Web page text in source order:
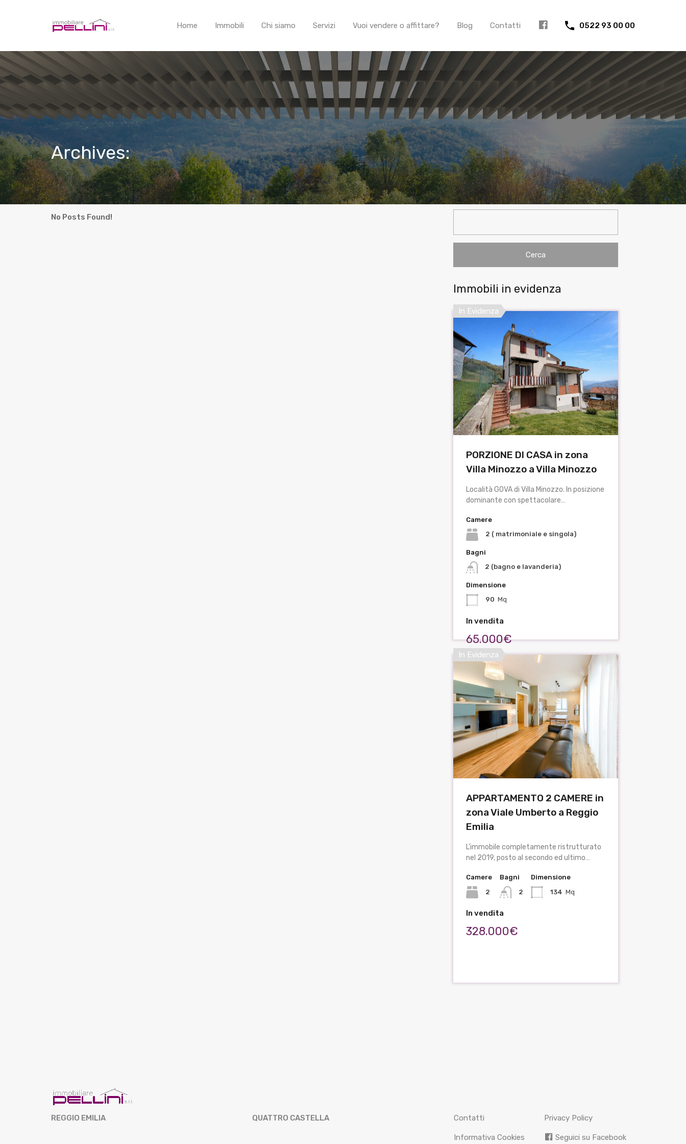
Home Immobili Chi siamo Servizi Vuoi vendere o affittare? Blog Contatti 0522 93 00 00
Archives:
No Posts Found!
Immobili in evidenza
In Evidenza
PORZIONE DI CASA in zona
Villa Minozzo a Villa Minozzo
Località GOVA di Villa Minozzo. In posizione
dominante con spettacolare…
Camere
2 ( matrimoniale e singola)
Bagni
2 (bagno e lavanderia)
Dimensione
90 Mq
In vendita
65.000€
In Evidenza
APPARTAMENTO 2 CAMERE in
zona Viale Umberto a Reggio
Emilia
L’immobile completamente ristrutturato
nel 2019, posto al secondo ed ultimo…
Camere
2
Bagni
2
Dimensione
134 Mq
In vendita
328.000€
REGGIO EMILIA QUATTRO CASTELLA Contatti Privacy Policy
Informativa Cookies Seguici su Facebook